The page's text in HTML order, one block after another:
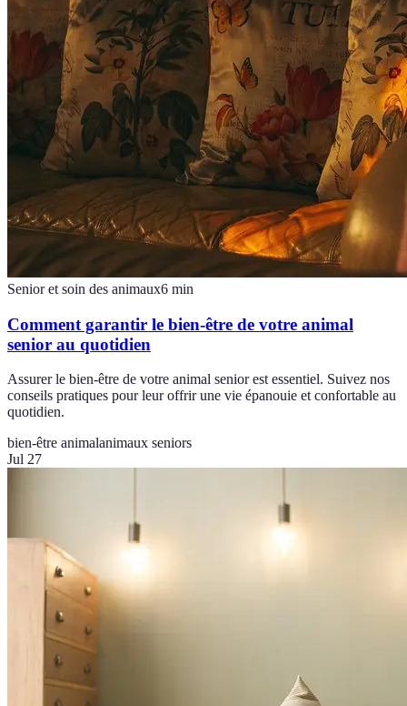
Senior et soin des animaux6 min
Comment garantir le bien-être de votre animal
senior au quotidien
Assurer le bien-être de votre animal senior est essentiel. Suivez nos
conseils pratiques pour leur offrir une vie épanouie et confortable au
quotidien.
bien-être animalanimaux seniors
Jul 27